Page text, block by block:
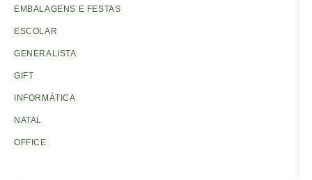
EMBALAGENS E FESTAS
ESCOLAR
GENERALISTA
GIFT
INFORMÁTICA
NATAL
OFFICE